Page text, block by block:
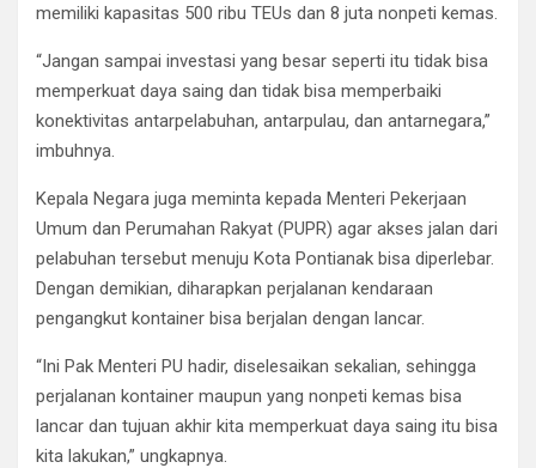
memiliki kapasitas 500 ribu TEUs dan 8 juta nonpeti kemas.
“Jangan sampai investasi yang besar seperti itu tidak bisa
memperkuat daya saing dan tidak bisa memperbaiki
konektivitas antarpelabuhan, antarpulau, dan antarnegara,”
imbuhnya.
Kepala Negara juga meminta kepada Menteri Pekerjaan
Umum dan Perumahan Rakyat (PUPR) agar akses jalan dari
pelabuhan tersebut menuju Kota Pontianak bisa diperlebar.
Dengan demikian, diharapkan perjalanan kendaraan
pengangkut kontainer bisa berjalan dengan lancar.
“Ini Pak Menteri PU hadir, diselesaikan sekalian, sehingga
perjalanan kontainer maupun yang nonpeti kemas bisa
lancar dan tujuan akhir kita memperkuat daya saing itu bisa
kita lakukan,” ungkapnya.